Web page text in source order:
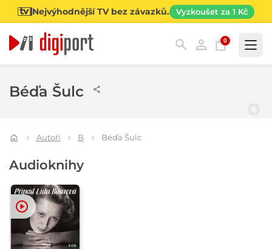
Nejvýhodnější TV bez závazků. Vyzkoušet za 1 Kč
0
Béďa Šulc
Autoři B Béďa Šulc
Audioknihy